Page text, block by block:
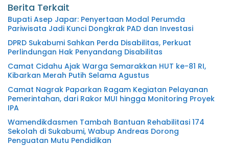
Berita Terkait
Bupati Asep Japar: Penyertaan Modal Perumda
Pariwisata Jadi Kunci Dongkrak PAD dan Investasi
DPRD Sukabumi Sahkan Perda Disabilitas, Perkuat
Perlindungan Hak Penyandang Disabilitas
Camat Cidahu Ajak Warga Semarakkan HUT ke-81 RI,
Kibarkan Merah Putih Selama Agustus
Camat Nagrak Paparkan Ragam Kegiatan Pelayanan
Pemerintahan, dari Rakor MUI hingga Monitoring Proyek
IPA
Wamendikdasmen Tambah Bantuan Rehabilitasi 174
Sekolah di Sukabumi, Wabup Andreas Dorong
Penguatan Mutu Pendidikan